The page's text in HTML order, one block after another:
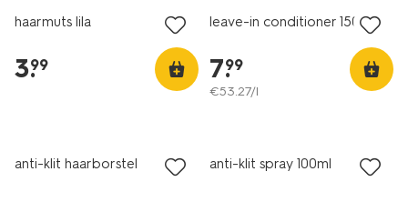
haarmuts lila
3.
99
leave-in conditioner 150ml
7.
99
€53.27/l
anti-klit haarborstel anti-klit spray 100ml